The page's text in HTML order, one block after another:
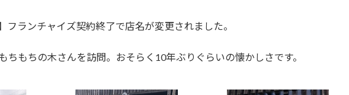
フランチャイズ契約終了で店名が変更されました。
ちもちの木さんを訪問。おそらく10年ぶりぐらいの懐かしさです。